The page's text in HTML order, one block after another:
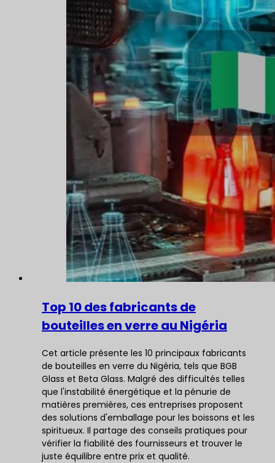
Top 10 des fabricants de
bouteilles en verre au Nigéria
Cet article présente les 10 principaux fabricants
de bouteilles en verre du Nigéria, tels que BGB
Glass et Beta Glass. Malgré des difficultés telles
que l'instabilité énergétique et la pénurie de
matières premières, ces entreprises proposent
des solutions d'emballage pour les boissons et les
spiritueux. Il partage des conseils pratiques pour
vérifier la fiabilité des fournisseurs et trouver le
juste équilibre entre prix et qualité.